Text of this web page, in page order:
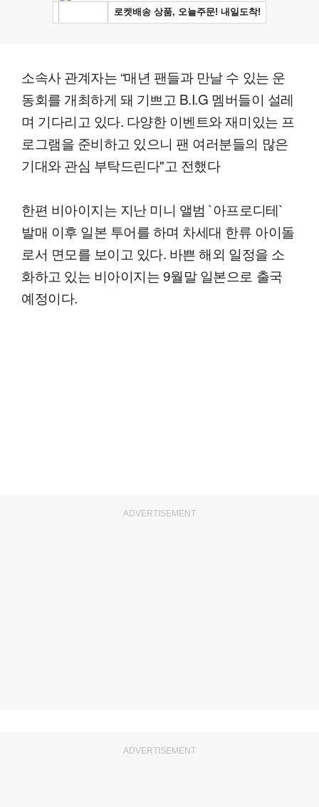
소속사 관계자는 “매년 팬들과 만날 수 있는 운
동회를 개최하게 돼 기쁘고 B.I.G 멤버들이 설레
며 기다리고 있다. 다양한 이벤트와 재미있는 프
로그램을 준비하고 있으니 팬 여러분들의 많은
기대와 관심 부탁드린다"고 전했다
한편 비아이지는 지난 미니 앨범 `아프로디테`
발매 이후 일본 투어를 하며 차세대 한류 아이돌
로서 면모를 보이고 있다. 바쁜 해외 일정을 소
화하고 있는 비아이지는 9월말 일본으로 출국
예정이다.
ADVERTISEMENT
ADVERTISEMENT